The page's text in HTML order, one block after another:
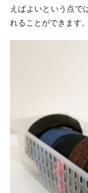
えばよいという点で
れることができます。